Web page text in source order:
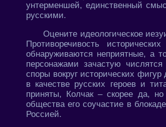
унтерменшей, единственный
русскими.
Оцените идеологическое
Противоречивость
обнаруживаются неприятные, а
персонажами зачастую
споры вокруг исторических
в качестве русских героев и
приняты, Колчак – скорее да,
общества его соучастие в
Россией.